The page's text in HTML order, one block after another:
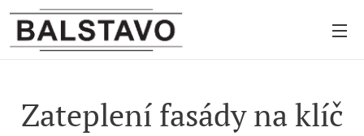
Zateplení fasády na klíč